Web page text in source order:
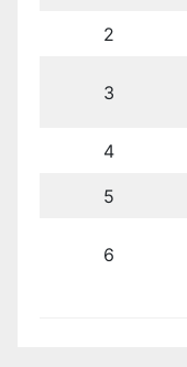
2
3
4
5
6